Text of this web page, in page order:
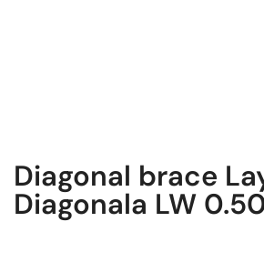
Diagonal brace
Diagonala LW